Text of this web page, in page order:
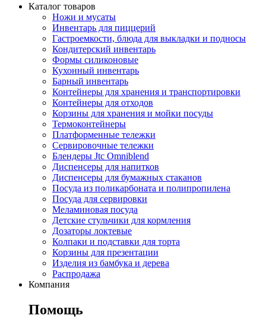
Каталог товаров
Ножи и мусаты
Инвентарь для пиццерий
Гастроемкости, блюда для выкладки и подносы
Кондитерский инвентарь
Формы силиконовые
Кухонный инвентарь
Барный инвентарь
Контейнеры для хранения и транспортировки
Контейнеры для отходов
Корзины для хранения и мойки посуды
Термоконтейнеры
Платформенные тележки
Сервировочные тележки
Блендеры Jtc Omniblend
Диспенсеры для напитков
Диспенсеры для бумажных стаканов
Посуда из поликарбоната и полипропилена
Посуда для сервировки
Меламиновая посуда
Детские стульчики для кормления
Дозаторы локтевые
Колпаки и подставки для торта
Корзины для презентации
Изделия из бамбука и дерева
Распродажа
Компания
Помощь